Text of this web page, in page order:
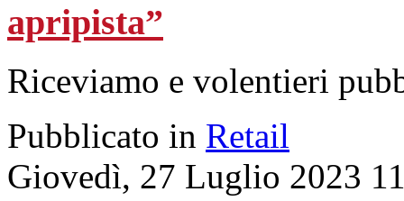
apripista”
Riceviamo e volentieri
Pubblicato in Retail
Giovedì, 27 Luglio 2023